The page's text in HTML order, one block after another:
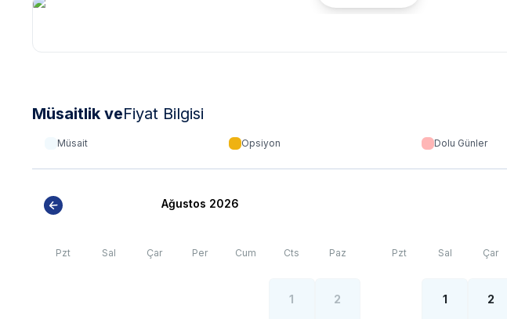
Müsaitlik veFiyat Bilgisi
Müsait Opsiyon Dolu Günler
Ağustos 2026
Pzt Sal Çar Per Cum Cts Paz
1 2
Pzt Sal Çar
1 2